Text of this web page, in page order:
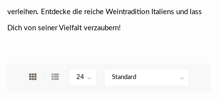
verleihen. Entdecke die reiche Weintradition Italiens und lass
Dich von seiner Vielfalt verzaubern!